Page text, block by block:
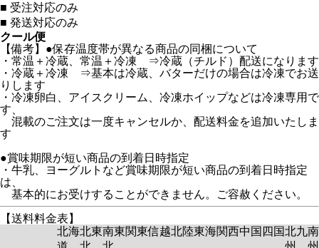
■ 受注対応のみ
■ 発送対応のみ
クール便
【備考】●保存温度帯が異なる商品の同梱について
・常温＋冷蔵、常温＋冷凍 ⇒冷蔵（チルド）配送になります
・冷蔵＋冷凍 ⇒基本は冷蔵、バターだけの場合は冷凍でお送
りします
・冷凍卵白、アイスクリーム、冷凍ホイップなどは冷凍専用で
す、
混載のご注文は一度キャンセルか、配送料金を追加いたしま
す
●賞味期限が短い商品の到着日時指定
・牛乳、ヨーグルトなど賞味期限が短い商品の到着日時指定
は、
基本的にお受けすることができません。ご容赦ください。
【送料料金表】
北海北東南東関東信越北陸東海関西中国 四国北九